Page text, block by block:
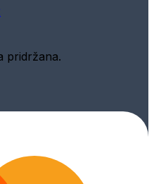
pridržana.